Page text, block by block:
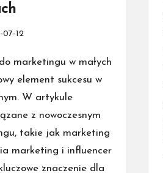
07-12
marketingu w małych
element sukcesu w
W artykule
z nowoczesnym
takie jak marketing
marketing i influencer
znaczenie dla